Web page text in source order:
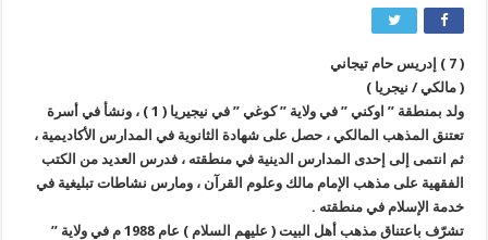
( 7 ) إدريس حام تيجاني
( مالكي / نيجريا )
ولد بمنطقة ” اوكني ” في ولاية ” كوغي ” في نيجيريا ( 1 ) ، ونشأ في أسرة
تعتنق المذهب المالكي ، حصل على شهادة الثانوية في المدارس الأكاديمية ،
ثم انتمى إلى إحدى المدارس الدينية في منطقته ، فدرس العديد من الكتب
الفقهية على مذهب الإمام مالك وعلوم القرآن ، ومارس نشاطات تبليغية في
خدمة الإسلام في منطقته .
تشرّف باعتناق مذهب أهل البيت ( عليهم السلام ) عام 1988 م في ولاية ”